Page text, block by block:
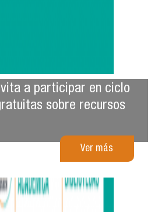
a participar en ciclo
sobre recursos
Ver más